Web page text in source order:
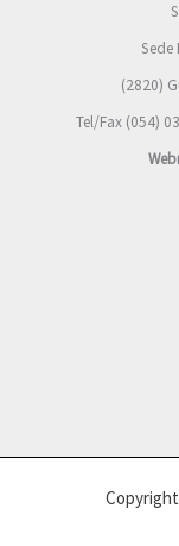
Sede
(2820)
Tel/Fax (054)